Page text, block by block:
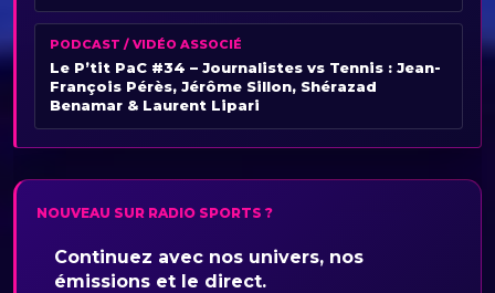
PODCAST / VIDÉO ASSOCIÉ
Le P’tit PaC #34 – Journalistes vs Tennis : Jean-
François Pérès, Jérôme Sillon, Shérazad
Benamar & Laurent Lipari
NOUVEAU SUR RADIO SPORTS ?
Continuez avec nos univers, nos
émissions et le direct.